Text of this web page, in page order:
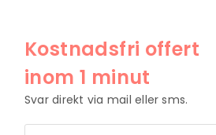
Kostnadsfri offert
inom 1 minut
Svar direkt via mail eller sms.